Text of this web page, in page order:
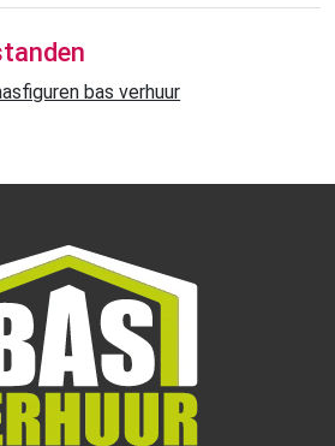
bas verhuur